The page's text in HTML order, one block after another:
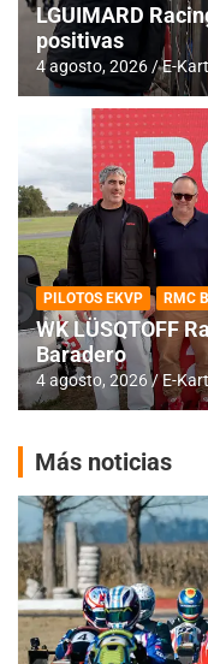
LGUIMARD
positivas
4 agosto, 2026 E-Kart
PILOTOS EKVP RMC
WK LÜSQTOFF
Baradero
4 agosto, 2026 E-Kart
Más noticias